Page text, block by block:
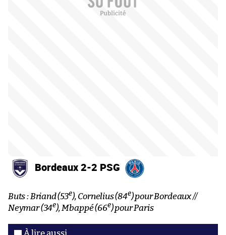
Bordeaux 2-2 PSG
Buts : Briand (53e), Cornelius (84e) pour Bordeaux //
Neymar (34e), Mbappé (66e) pour Paris